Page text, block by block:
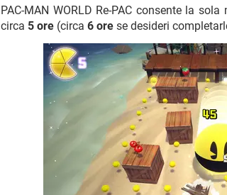
PAC-MAN WORLD Re-PAC consente la
circa 5 ore (circa 6 ore se desideri